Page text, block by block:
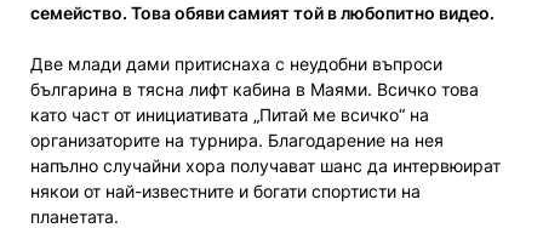
семейство. Това обяви самият той в любопитно видео.
Две млади дами притиснаха с неудобни въпроси
българина в тясна лифт кабина в Маями. Всичко това
като част от инициативата „Питай ме всичко“ на
организаторите на турнира. Благодарение на нея
напълно случайни хора получават шанс да интервюират
някои от най-известните и богати спортисти на
планетата.